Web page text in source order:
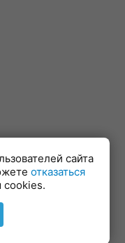
сайта
отказаться
cookies.